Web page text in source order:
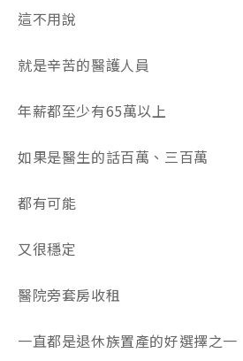
這不用說
就是辛苦的醫護人員
年薪都至少有65萬以上
如果是醫生的話百萬、三百萬
都有可能
又很穩定
醫院旁套房收租
一直都是退休族置產的好選擇之一